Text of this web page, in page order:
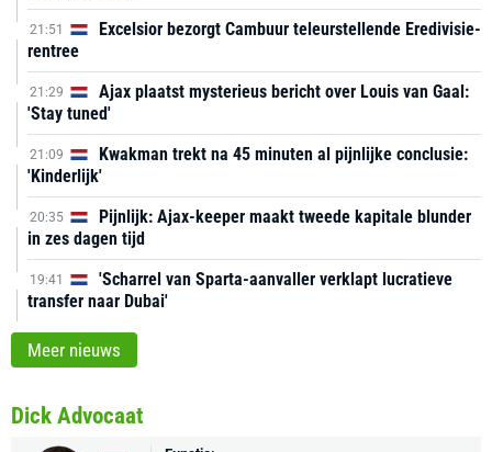
21:51
Excelsior bezorgt Cambuur teleurstellende Eredivisie-
rentree
21:29
Ajax plaatst mysterieus bericht over Louis van Gaal:
'Stay tuned'
21:09
Kwakman trekt na 45 minuten al pijnlijke conclusie:
'Kinderlijk'
20:35
Pijnlijk: Ajax-keeper maakt tweede kapitale blunder
in zes dagen tijd
19:41
'Scharrel van Sparta-aanvaller verklapt lucratieve
transfer naar Dubai'
Meer nieuws
Dick Advocaat